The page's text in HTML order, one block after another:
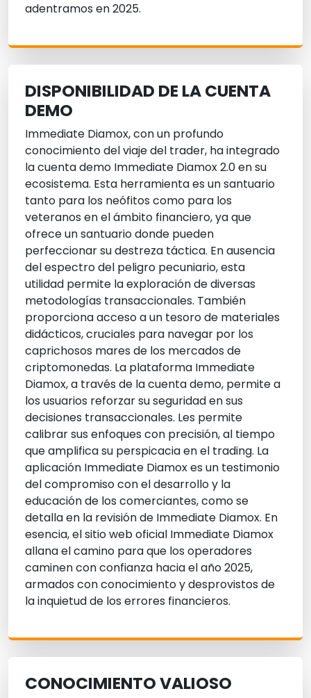
adentramos en 2025.
DISPONIBILIDAD DE LA CUENTA
DEMO
Immediate Diamox, con un profundo
conocimiento del viaje del trader, ha integrado
la cuenta demo Immediate Diamox 2.0 en su
ecosistema. Esta herramienta es un santuario
tanto para los neófitos como para los
veteranos en el ámbito financiero, ya que
ofrece un santuario donde pueden
perfeccionar su destreza táctica. En ausencia
del espectro del peligro pecuniario, esta
utilidad permite la exploración de diversas
metodologías transaccionales. También
proporciona acceso a un tesoro de materiales
didácticos, cruciales para navegar por los
caprichosos mares de los mercados de
criptomonedas. La plataforma Immediate
Diamox, a través de la cuenta demo, permite a
los usuarios reforzar su seguridad en sus
decisiones transaccionales. Les permite
calibrar sus enfoques con precisión, al tiempo
que amplifica su perspicacia en el trading. La
aplicación Immediate Diamox es un testimonio
del compromiso con el desarrollo y la
educación de los comerciantes, como se
detalla en la revisión de Immediate Diamox. En
esencia, el sitio web oficial Immediate Diamox
allana el camino para que los operadores
caminen con confianza hacia el año 2025,
armados con conocimiento y desprovistos de
la inquietud de los errores financieros.
CONOCIMIENTO VALIOSO